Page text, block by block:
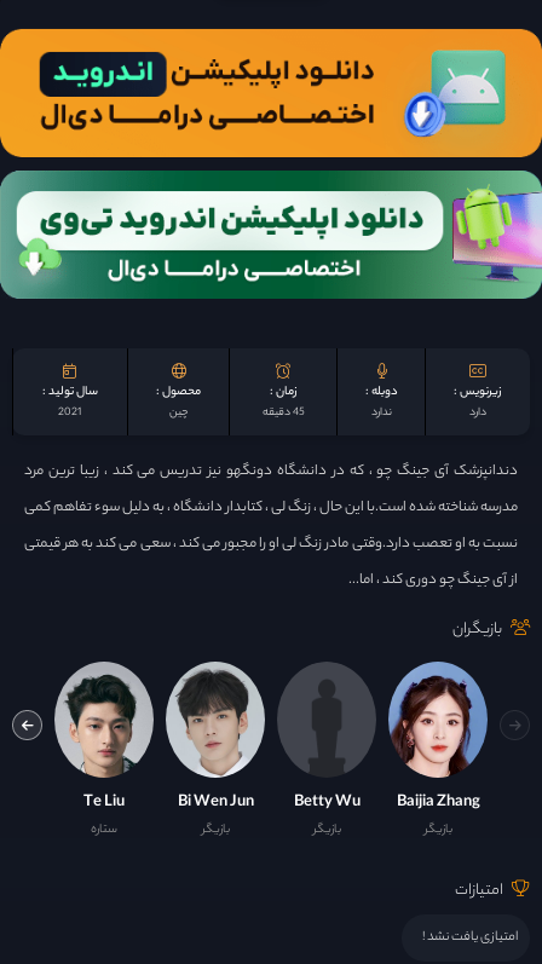
زیرنویس :
دارد
دوبله :
ندارد
زمان :
45 دقیقه
محصول :
چين
سال تولید :
2021
دندانپزشک آی جینگ چو ، که در دانشگاه دونگهو نیز تدریس می کند ، زیبا ترین مرد
مدرسه شناخته شده است.با این حال ، زنگ لی ، کتابدار دانشگاه ، به دلیل سوء تفاهم کمی
نسبت به او تعصب دارد.وقتی مادر زنگ لی او را مجبور می کند ، سعی می کند به هر قیمتی
از آی جینگ چو دوری کند ، اما...
بازیگران
Baijia Zhang
بازیگر
Betty Wu
بازیگر
Bi Wen Jun
بازیگر
Te Liu
ستاره
امتیازات
امتیازی یافت نشد !